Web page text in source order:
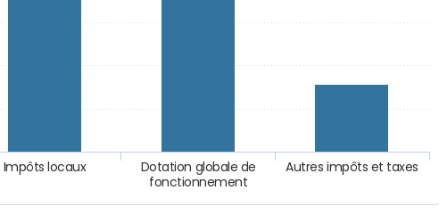
Autres impôts et taxes
Dotation globale de
fonctionnement
Impôts locaux